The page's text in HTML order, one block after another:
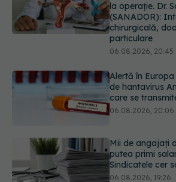
Alertă în Europa
de hantavirus
care se
06.08.2026, 20:06
Mii de angajați
putea primi
Sindicatele cer
06.08.2026, 19:26
EXCLUSIV
care pot fi
Sorin Bogdan
este indicată